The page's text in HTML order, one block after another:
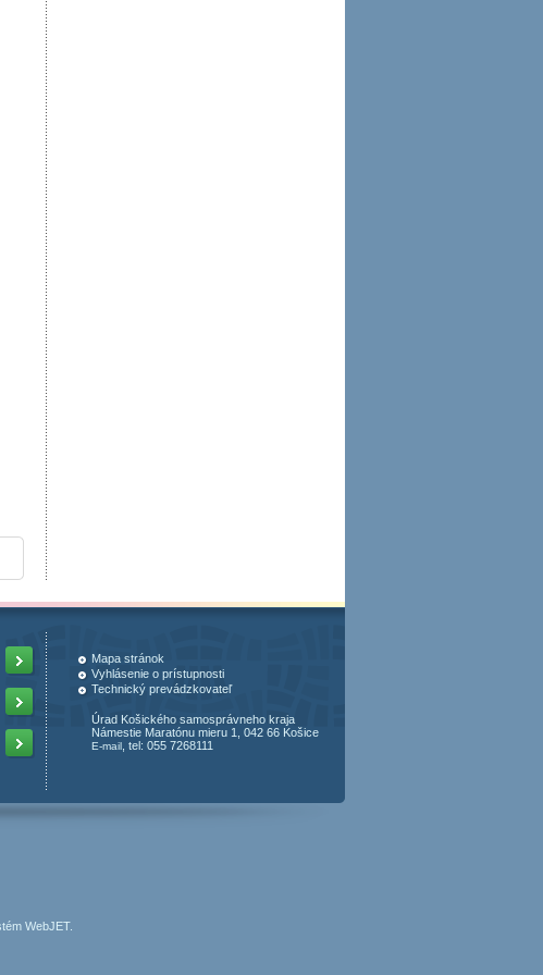
Mapa stránok
Vyhlásenie o prístupnosti
Technický prevádzkovateľ
Úrad Košického samosprávneho kraja
Námestie Maratónu mieru 1, 042 66 Košice
E-mail , tel: 055 7268111
WebJET.